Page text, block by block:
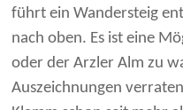
führt ein Wandersteig
nach oben. Es ist eine
oder der Arzler Alm zu
Auszeichnungen